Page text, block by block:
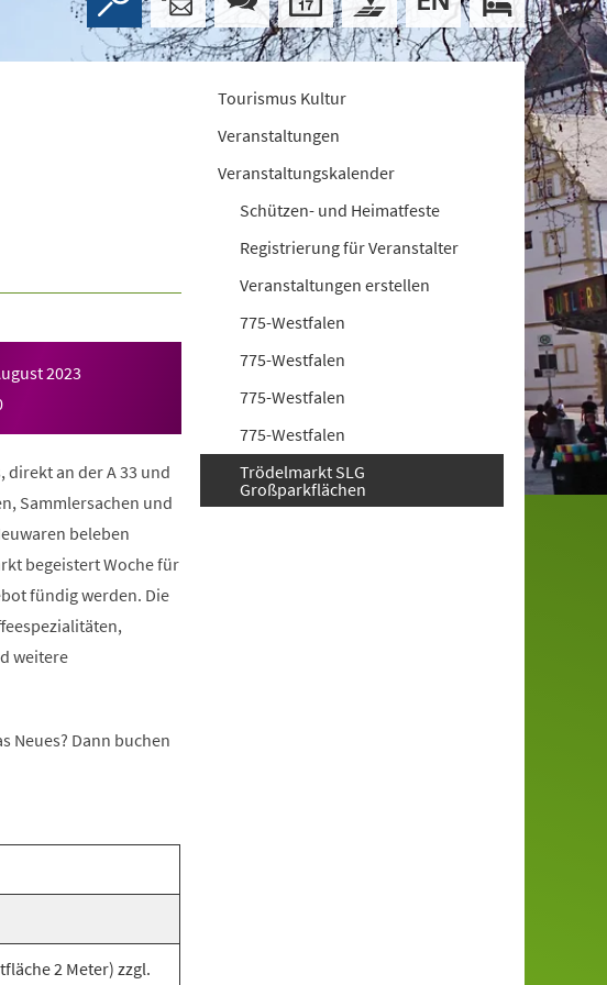
2023
an der A 33 und
Sammlersachen und
beleben
begeistert Woche für
fündig werden. Die
weitere
Neues? Dann buchen
2 Meter) zzgl.
Tourismus Kultur
Veranstaltungen
Veranstaltungskalender
Schützen- und Heimatfeste
Registrierung für Veranstalter
Veranstaltungen erstellen
775-Westfalen
775-Westfalen
775-Westfalen
775-Westfalen
Trödelmarkt SLG
Großparkflächen